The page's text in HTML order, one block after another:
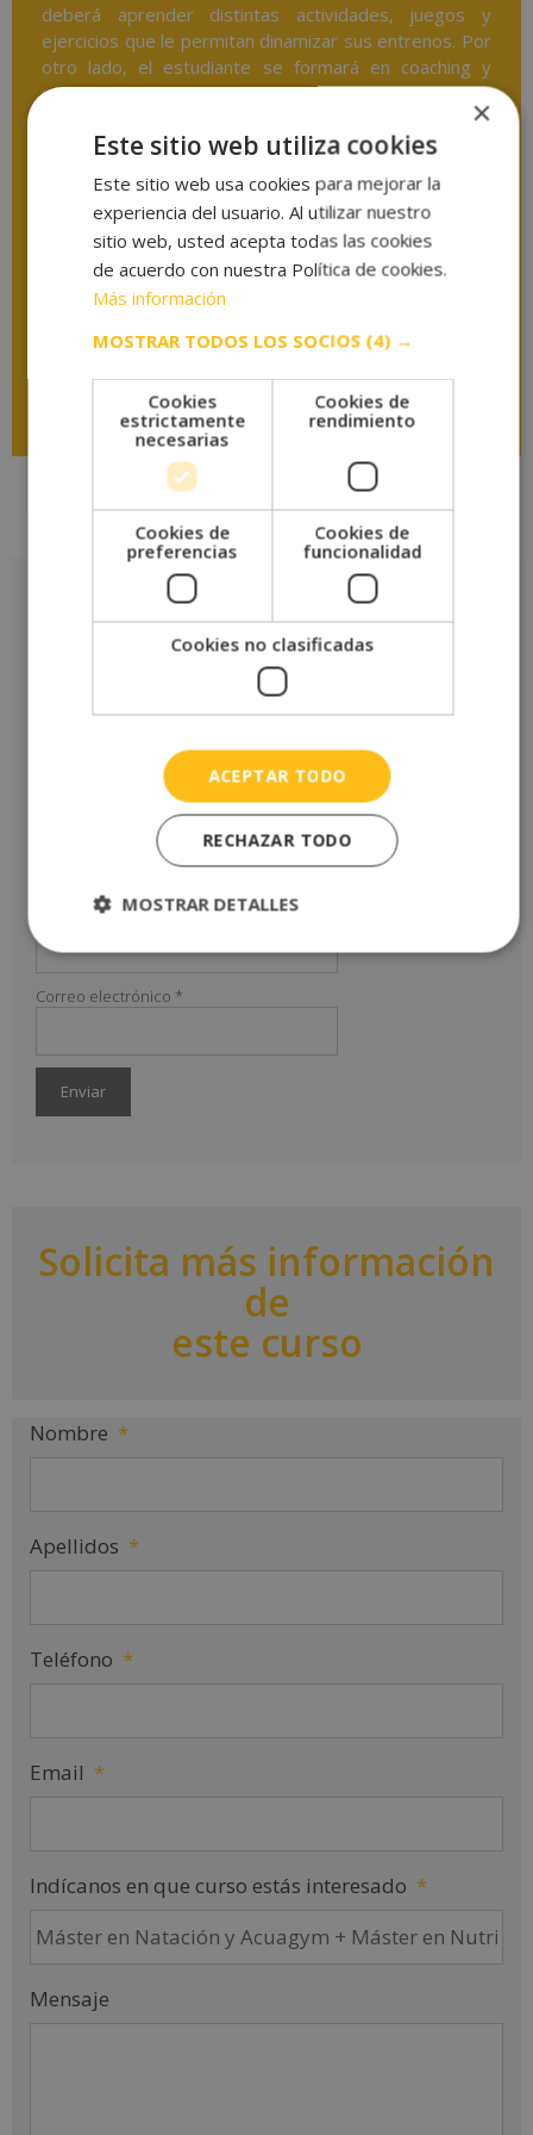
deberá aprender distintas actividades, juegos y
ejercicios que le permitan dinamizar sus entrenos. Por
otro lado, el estudiante se formará en coaching y
nutrición deportivas, dos disciplinas que le permitirán
especializarse y asesorar a sus alumnos y clientes
para que cumplan sus objetivos y metas en cuanto a
deporte, salud y bienestar.
*El contenido se encuentra orientado hacia la adquisición de formación teórica
complementaria. Esta formación no conduce a la obtención de una titulación
Descargar temario
Valoraciones (0)
No hay valoraciones aún.
Sé el primero en valorar “Máster en Natación y Acuagym + Máster
Nombre*
Correo electrónico *
n
aSolicita más información
de
este curso
Nombre *
Apellidos *
Teléfono *
Email *
Indícanos en que curso estás interesado *
Mensaje
×
Este sitio web utiliza cookies
Este sitio web usa cookies para mejorar la
experiencia del usuario. Al utilizar nuestro
sitio web, usted acepta todas las cookies
de acuerdo con nuestra Política de cookies.
Más información
MOSTRAR TODOS LOS SOCIOS (4) →
Cookies
estrictamente
necesarias
Cookies de
rendimiento
Cookies de
preferencias
Cookies de
funcionalidad
Cookies no clasificadas
ACEPTAR TODO
RECHAZAR TODO
MOSTRAR DETALLES